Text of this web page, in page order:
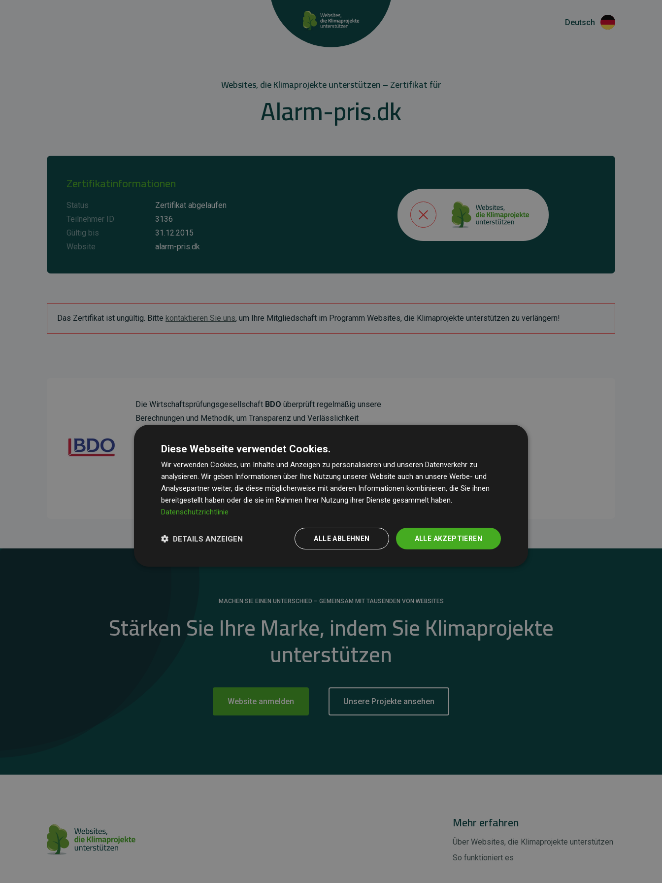
Deutsch
Websites, die Klimaprojekte unterstützen – Zertifikat für
Alarm-pris.dk
Zertifikatinformationen
Status
Zertifikat abgelaufen
Teilnehmer ID
3136
Gültig bis
31.12.2015
Website
alarm-pris.dk
Das Zertifikat ist ungültig. Bitte kontaktieren Sie uns, um Ihre Mitgliedschaft im Programm Websites, die Klimaprojekte unterstützen zu verlängern!
Die Wirtschaftsprüfungsgesellschaft BDO überprüft regelmäßig unsere
Berechnungen und Methodik, um Transparenz und Verlässlichkeit
sicherzustellen.
Ihre Prüfungen belegen, dass unsere Investitionen in Klimaschutzprojekte im
Durchschnitt200 % der geschätzten CO₂-Emissionender teilnehmenden
Websites kompensieren – ein klarer Nachweis für die messbare Klimawirkung
unseres Ansatzes.
MACHEN SIE EINEN UNTERSCHIED – GEMEINSAM MIT TAUSENDEN VON WEBSITES
Stärken Sie Ihre Marke, indem Sie Klimaprojekte
unterstützen
Website anmelden Unsere Projekte ansehen
Mehr erfahren
Über Websites, die Klimaprojekte unterstützen
So funktioniert es
Diese Webseite verwendet Cookies.
Wir verwenden Cookies, um Inhalte und Anzeigen zu personalisieren und unseren Datenverkehr zu
analysieren. Wir geben Informationen über Ihre Nutzung unserer Website auch an unsere Werbe- und
Analysepartner weiter, die diese möglicherweise mit anderen Informationen kombinieren, die Sie ihnen
bereitgestellt haben oder die sie im Rahmen Ihrer Nutzung ihrer Dienste gesammelt haben.
Datenschutzrichtlinie
ALLE AKZEPTIEREN
ALLE ABLEHNEN
DETAILS ANZEIGEN